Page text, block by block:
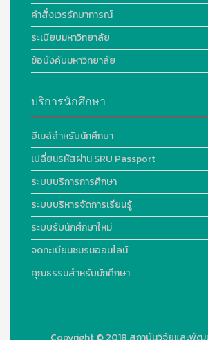
คำสั่งเวรรักษาการณ์
ระเบียบมหาวิทยาลัย
ข้อบังคับมหาวิทยาลัย
บริการนักศึกษา
อีเมล์สำหรับนักศึกษา
เปลี่ยนรหัสผ่าน SRU Passport
ระบบบริการการศึกษา
ระบบบริหารจัดการเรียนรู้
ระบบรับนักศึกษาใหม่
จดทะเบียนชมรมออนไลน์
คุณธรรมสำหรับนักศึกษา